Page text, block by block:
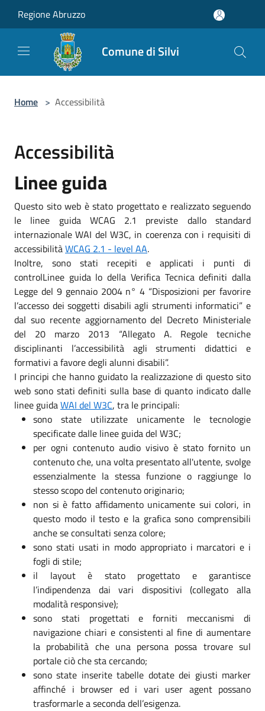
Regione Abruzzo
Comune di Silvi
Home > Accessibilità
Accessibilità
Linee guida
Questo sito web è stato progettato e realizzato seguendo
le linee guida WCAG 2.1 previste dallo standard
internazionale WAI del W3C, in coerenza con i requisiti di
accessibilitàWCAG 2.1 - level AA.
Inoltre, sono stati recepiti e applicati i punti di
controlLinee guida lo della Verifica Tecnica definiti dalla
Legge del 9 gennaio 2004 n° 4 “Disposizioni per favorire
l’accesso dei soggetti disabili agli strumenti informatici” e
dal suo recente aggiornamento del Decreto Ministeriale
del 20 marzo 2013 “Allegato A. Regole tecniche
disciplinanti l’accessibilità agli strumenti didattici e
formativi a favore degli alunni disabili”.
I principi che hanno guidato la realizzazione di questo sito
web sono stati definiti sulla base di quanto indicato dalle
linee guidaWAI del W3C, tra le principali:
sono state utilizzate unicamente le tecnologie
specificate dalle linee guida del W3C;
per ogni contenuto audio visivo è stato fornito un
contenuto che, una volta presentato all'utente, svolge
essenzialmente la stessa funzione o raggiunge lo
stesso scopo del contenuto originario;
non si è fatto affidamento unicamente sui colori, in
questo modo il testo e la grafica sono comprensibili
anche se consultati senza colore;
sono stati usati in modo appropriato i marcatori e i
fogli di stile;
il layout è stato progettato e garantisce
l’indipendenza dai vari dispositivi (collegato alla
modalità responsive);
sono stati progettati e forniti meccanismi di
navigazione chiari e consistenti al fine di aumentare
la probabilità che una persona possa trovare sul
portale ciò che sta cercando;
sono state inserite tabelle dotate dei giusti marker
affinché i browser ed i vari user agent possano
trasformarle a seconda dell’esigenza.